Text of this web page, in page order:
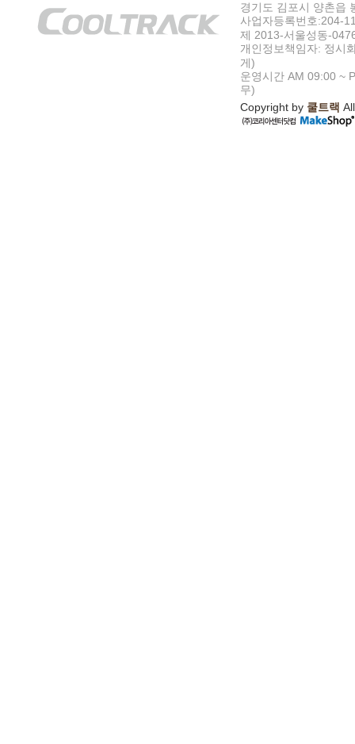
경기도 김포시 양촌읍
사업자등록번호:204-
제 2013-서울성동-
개인정보책임자: 정시
게)
운영시간 AM 09:00 ~
무)
Copyright by 쿨트랙